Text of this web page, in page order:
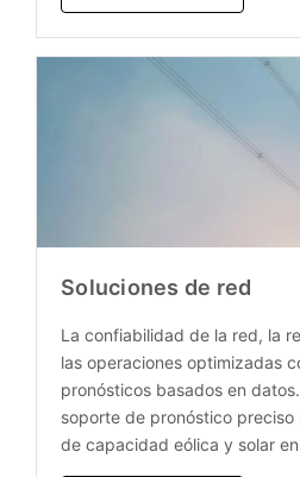
Soluciones de red
La confiabilidad de la red, la
las operaciones optimizadas
pronósticos basados en
soporte de pronóstico preciso
de capacidad eólica y solar